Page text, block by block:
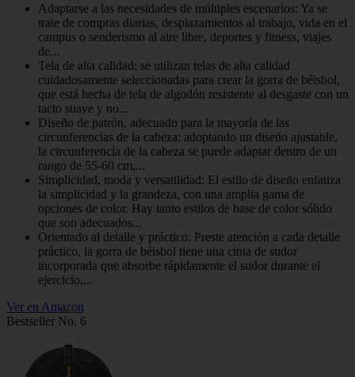
Adaptarse a las necesidades de múltiples escenarios: Ya se
trate de compras diarias, desplazamientos al trabajo, vida en el
campus o senderismo al aire libre, deportes y fitness, viajes
de...
Tela de alta calidad: se utilizan telas de alta calidad
cuidadosamente seleccionadas para crear la gorra de béisbol,
que está hecha de tela de algodón resistente al desgaste con un
tacto suave y no...
Diseño de patrón, adecuado para la mayoría de las
circunferencias de la cabeza: adoptando un diseño ajustable,
la circunferencia de la cabeza se puede adaptar dentro de un
rango de 55-60 cm,...
Simplicidad, moda y versatilidad: El estilo de diseño enfatiza
la simplicidad y la grandeza, con una amplia gama de
opciones de color. Hay tanto estilos de base de color sólido
que son adecuados...
Orientado al detalle y práctico: Preste atención a cada detalle
práctico, la gorra de béisbol tiene una cinta de sudor
incorporada que absorbe rápidamente el sudor durante el
ejercicio,...
Ver en Amazon
Bestseller No. 6